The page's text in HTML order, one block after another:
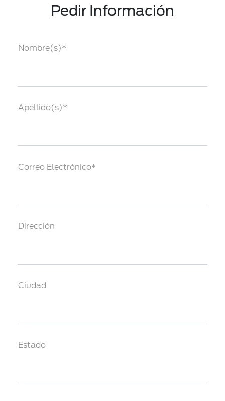
Pedir Información
Nombre(s)*
Apellido(s)*
Correo Electrónico*
Dirección
Ciudad
Estado